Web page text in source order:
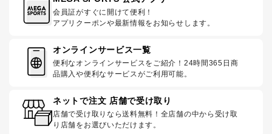
会員証がすぐに開けて便利！
アプリクーポンや最新情報をお知らせします。
オンラインサービス一覧
便利なオンラインサービスをご紹介！24時間365日商
品購入や便利なサービスがご利用可能。
ネットで注文 店舗で受け取り
店舗で受け取りなら送料無料！全店舗の中から受け取
り店舗をお選びいただけます。